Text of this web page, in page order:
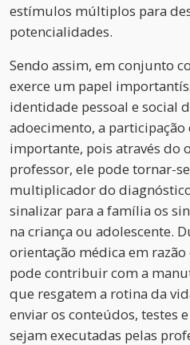
estímulos múltiplos para
potencialidades.
Sendo assim, em conjunto
exerce um papel
identidade pessoal e social
adoecimento, a participação
importante, pois através do
professor, ele pode tornar-
multiplicador do
sinalizar para a família os
na criança ou adolescente.
orientação médica em
pode contribuir com a
que resgatem a rotina da
enviar os conteúdos, testes
sejam executadas pelas